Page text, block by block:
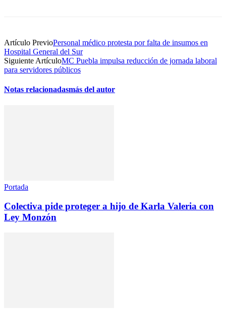
Artículo PrevioPersonal médico protesta por falta de insumos en
Hospital General del Sur
Siguiente ArtículoMC Puebla impulsa reducción de jornada laboral
para servidores públicos
Notas relacionadasmás del autor
Portada
Colectiva pide proteger a hijo de Karla Valeria con
Ley Monzón